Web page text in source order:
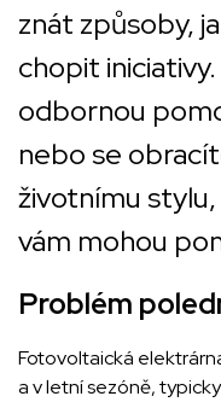
znát způsoby,
chopit
odbornou
nebo se
životnímu
vám mohou
Problém
Fotovoltaická
a v letní sezóně,